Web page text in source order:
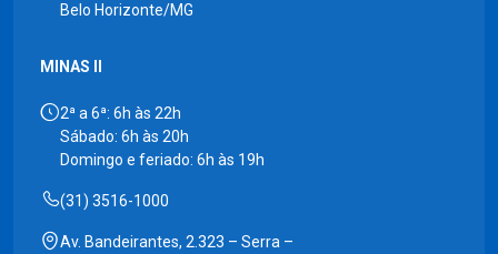
Belo Horizonte/MG
MINAS II
2ª a 6ª: 6h às 22h
Sábado: 6h às 20h
Domingo e feriado: 6h às 19h
(31) 3516-1000
Av. Bandeirantes, 2.323 – Serra –